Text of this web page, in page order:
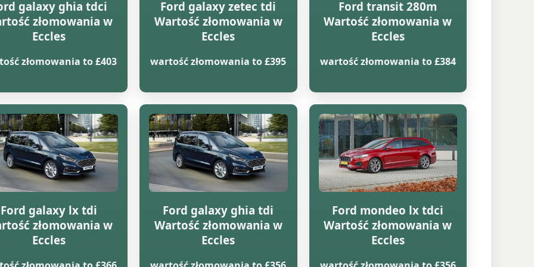
galaxy ghia tdci
złomowania w
Eccles
złomowania to £403
Ford galaxy zetec tdi
Wartość złomowania w
Eccles
wartość złomowania to £395
Ford transit 280m
Wartość złomowania w
Eccles
wartość złomowania to £384
Ford galaxy lx tdi
złomowania w
Eccles
Ford galaxy ghia tdi
Wartość złomowania w
Eccles
Ford mondeo lx tdci
Wartość złomowania w
Eccles